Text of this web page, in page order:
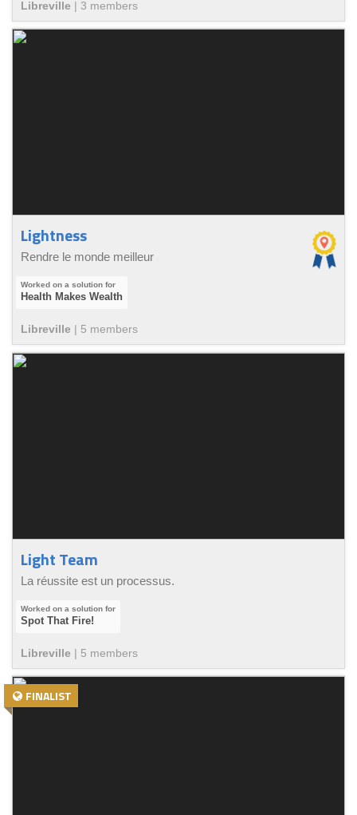
Libreville | 3 members
Lightness
Rendre le monde meilleur
Health Makes Wealth
Libreville | 5 members
Light Team
La réussite est un processus.
Spot That Fire!
Libreville | 5 members
FINALIST